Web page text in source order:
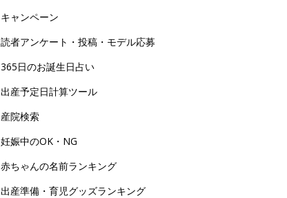
キャンペーン
読者アンケート・投稿・モデル応募
365日のお誕生日占い
出産予定日計算ツール
産院検索
妊娠中のOK・NG
赤ちゃんの名前ランキング
出産準備・育児グッズランキング